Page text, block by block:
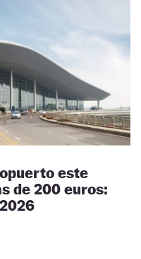
este
de 200 euros: